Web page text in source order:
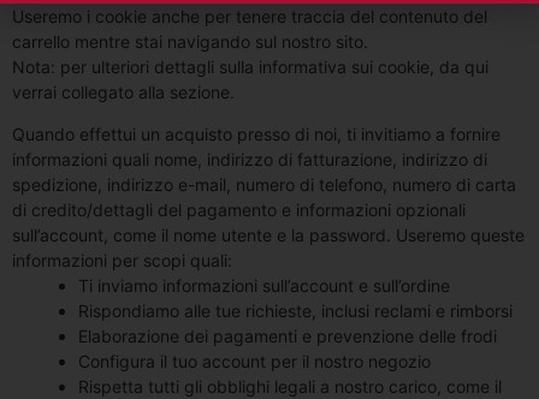
Useremo i cookie anche per tenere traccia del contenuto del
carrello mentre stai navigando sul nostro sito.
Nota: per ulteriori dettagli sulla informativa sui cookie, da qui
verrai collegato alla sezione.
Quando effettui un acquisto presso di noi, ti invitiamo a fornire
informazioni quali nome, indirizzo di fatturazione, indirizzo di
spedizione, indirizzo e-mail, numero di telefono, numero di carta
di credito/dettagli del pagamento e informazioni opzionali
sull’account, come il nome utente e la password. Useremo queste
informazioni per scopi quali:
Ti inviamo informazioni sull’account e sull’ordine
Rispondiamo alle tue richieste, inclusi reclami e rimborsi
Elaborazione dei pagamenti e prevenzione delle frodi
Configura il tuo account per il nostro negozio
Rispetta tutti gli obblighi legali a nostro carico, come il